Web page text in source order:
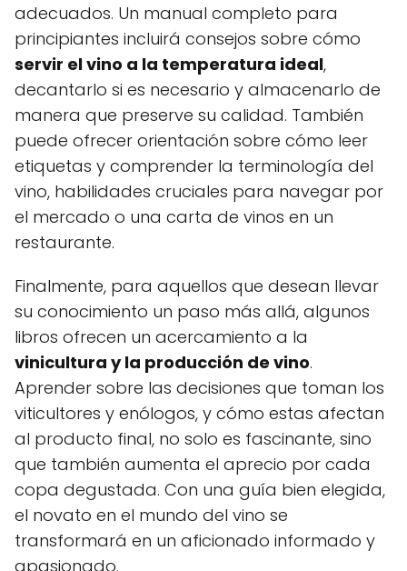
adecuados. Un manual completo para
principiantes incluirá consejos sobre cómo
servir el vino a la temperatura ideal,
decantarlo si es necesario y almacenarlo de
manera que preserve su calidad. También
puede ofrecer orientación sobre cómo leer
etiquetas y comprender la terminología del
vino, habilidades cruciales para navegar por
el mercado o una carta de vinos en un
restaurante.
Finalmente, para aquellos que desean llevar
su conocimiento un paso más allá, algunos
libros ofrecen un acercamiento a la
vinicultura y la producción de vino.
Aprender sobre las decisiones que toman los
viticultores y enólogos, y cómo estas afectan
al producto final, no solo es fascinante, sino
que también aumenta el aprecio por cada
copa degustada. Con una guía bien elegida,
el novato en el mundo del vino se
transformará en un aficionado informado y
apasionado.